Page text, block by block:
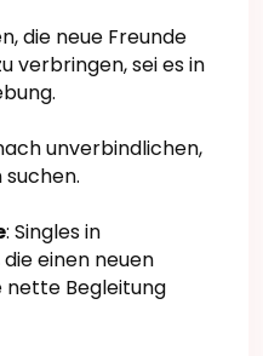
die neue Freunde
verbringen, sei es in
unverbindlichen,
: Singles in
einen neuen
nette Begleitung